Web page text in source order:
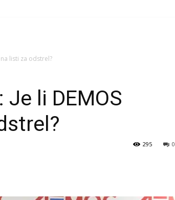
listi za odstrel?
li DEMOS
0
295